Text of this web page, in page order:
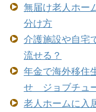
無届け老人ホー
分け方
介護施設や自宅
流せる？
年金で海外移住
せ ジョブチュ
老人ホームに入